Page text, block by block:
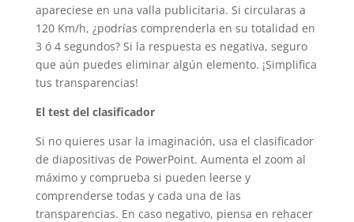
apareciese en una valla publicitaria. Si circularas a
120 Km/h, ¿podrías comprenderla en su totalidad en
3 ó 4 segundos? Si la respuesta es negativa, seguro
que aún puedes eliminar algún elemento. ¡Simplifica
tus transparencias!
El test del clasificador
Si no quieres usar la imaginación, usa el clasificador
de diapositivas de PowerPoint. Aumenta el zoom al
máximo y comprueba si pueden leerse y
comprenderse todas y cada una de las
transparencias. En caso negativo, piensa en rehacer